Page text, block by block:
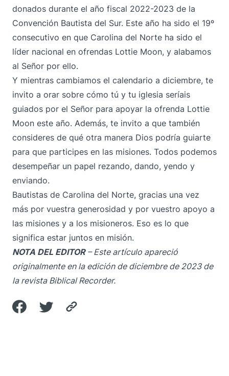
donados durante el año fiscal 2022-2023 de la
Convención Bautista del Sur. Este año ha sido el 19º
consecutivo en que Carolina del Norte ha sido el
líder nacional en ofrendas Lottie Moon, y alabamos
al Señor por ello.
Y mientras cambiamos el calendario a diciembre, te
invito a orar sobre cómo tú y tu iglesia seríais
guiados por el Señor para apoyar la ofrenda Lottie
Moon este año. Además, te invito a que también
consideres de qué otra manera Dios podría guiarte
para que participes en las misiones. Todos podemos
desempeñar un papel rezando, dando, yendo y
enviando.
Bautistas de Carolina del Norte, gracias una vez
más por vuestra generosidad y por vuestro apoyo a
las misiones y a los misioneros. Eso es lo que
significa estar juntos en misión.
NOTA DEL EDITOR– Este artículo apareció
originalmente en la edición de diciembre de 2023 de
la revista Biblical Recorder.